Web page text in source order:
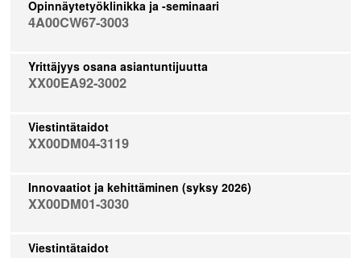
Opinnäytetyöklinikka ja -seminaari
4A00CW67-3003
Yrittäjyys osana asiantuntijuutta
XX00EA92-3002
Viestintätaidot
XX00DM04-3119
Innovaatiot ja kehittäminen (syksy 2026)
XX00DM01-3030
Viestintätaidot